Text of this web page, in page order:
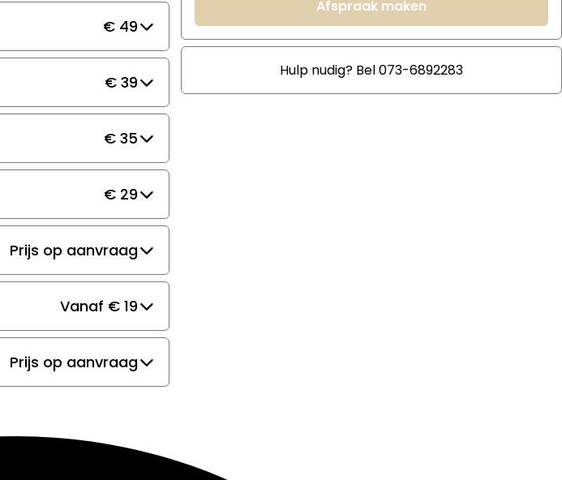
€ 49
€ 39
€ 35
€ 29
Prijs op aanvraag
Vanaf € 19
Prijs op aanvraag
Afspraak maken
Hulp nudig? Bel 073-6892283